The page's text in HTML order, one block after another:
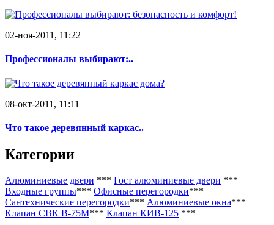
02-ноя-2011, 11:22
Профессионалы выбирают:..
08-окт-2011, 11:11
Что такое деревянный каркас..
Категории
Алюминиевые двери *** Гост алюминиевые двери ***
Входные группы*** Офисные перегородки***
Сантехнические перегородки*** Алюминиевые окна***
Клапан СВК В-75М*** Клапан КИВ-125 ***